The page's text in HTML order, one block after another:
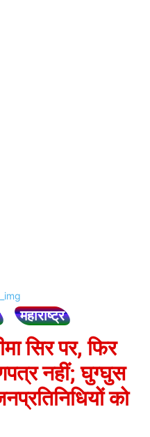
महाराष्ट्र
सिर पर, फिर
नहीं; घुग्घुस
को